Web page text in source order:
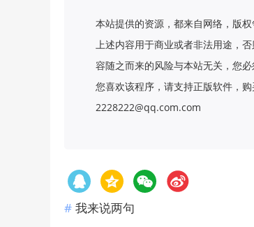
本站提供的资源，都来自网络，版
上述内容用于商业或者非法用途，
容随之而来的风险与本站无关，您
您喜欢该程序，请支持正版软件，
2228222@qq.com.com
我来说两句